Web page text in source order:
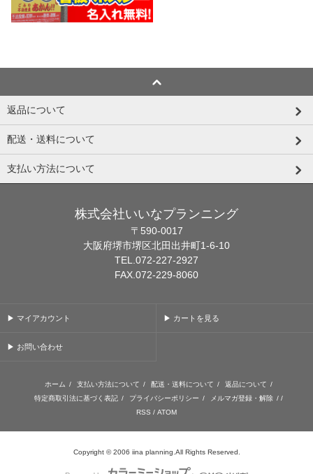
返品について
配送・送料について
支払い方法について
株式会社いいなプランニング
〒590-0017
大阪府堺市堺区北田出井町1-6-10
TEL.072-227-2927
FAX.072-229-8060
▶ マイアカウント ▶ カートを見る
▶ お問い合わせ
ホーム / 支払い方法について / 配送・送料について / 返品について /
特定商取引法に基づく表記 / プライバシーポリシー / メルマガ登録・解除 / /
RSS / ATOM
Copyright © 2006 iina planning.All Rights Reserved.